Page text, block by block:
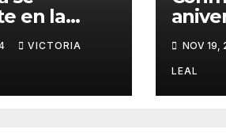
en la
de la
VICTORIA
para
NOV 19,
LEAL